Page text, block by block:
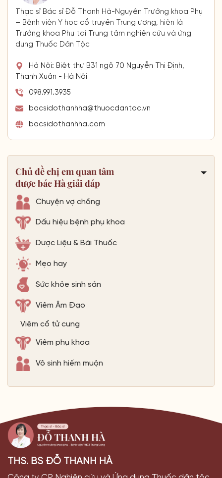
– Bệnh viện Y học cổ truyền Trung ương, hiện là
Trưởng khoa Phụ tại Trung tâm nghiên cứu và ứng
dụng Thuốc Dân Tộc
Hà Nội: Biệt thự B31 ngõ 70 Nguyễn Thị Định,
Thanh Xuân - Hà Nội
098.991.3935
bacsidothanhha@thuocdantoc.vn
bacsidothanhha.com
Chủ đề chị em quan tâm
được bác Hà giải đáp
Chuyện vợ chồng
Dấu hiệu bệnh phụ khoa
Dược Liệu & Bài Thuốc
Mẹo hay
Sức khỏe sinh sản
Viêm Âm Đạo
Viêm cổ tử cung
Viêm phụ khoa
Vô sinh hiếm muộn
THS. BS ĐỖ THANH HÀ
Công ty CP Nghiên cứu và Ứng dụng Thuốc dân tộc
Biệt thự B31 ngõ 70 Nguyễn Thị Định, Thanh Xuân - Hà